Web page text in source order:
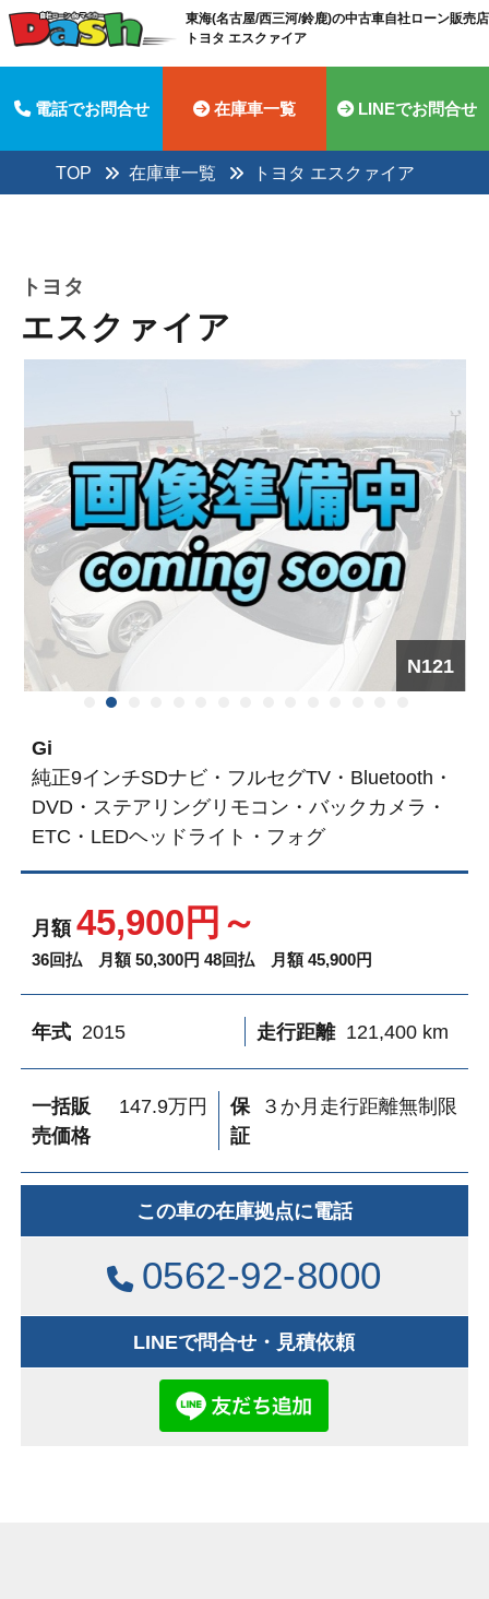
東海(名古屋/西三河/鈴鹿)の中古車自社ローン販売
トヨタ エスクァイア
電話でお問合せ 在庫車一覧 LINEでお問合せ
TOP 在庫車一覧 トヨタ エスクァイア
トヨタ
エスクァイア
N121
Gi
純正9インチSDナビ・フルセグTV・Bluetooth・
DVD・ステアリングリモコン・バックカメラ・
ETC・LEDヘッドライト・フォグ
月額45,900円～
36回払 月額 50,300円 48回払 月額 45,900円
年式 2015 走行距離 121,400 km
一括販
売価格
147.9万円
保
証
３か月走行距離無制限
この車の在庫拠点に電話
0562-92-8000
LINEで問合せ・見積依頼